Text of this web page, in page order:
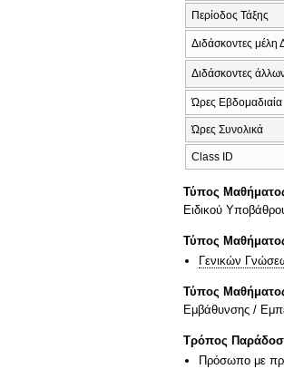
Περίοδος Τάξης
Διδάσκοντες μέλη
Διδάσκοντες
Ώρες Εβδομαδιαία
Ώρες Συνολικά
Class ID
Τύπος
Ειδικού
Τύπος
Γενικών
Τύπος
Εμβάθυνσης /
Τρόπος
Πρόσωπο με